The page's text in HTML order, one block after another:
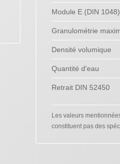
Module E (DIN 1048)
Granulométrie
Densité volumique
Quantité d'eau
Retrait DIN 52450
Les valeurs
constituent pas des